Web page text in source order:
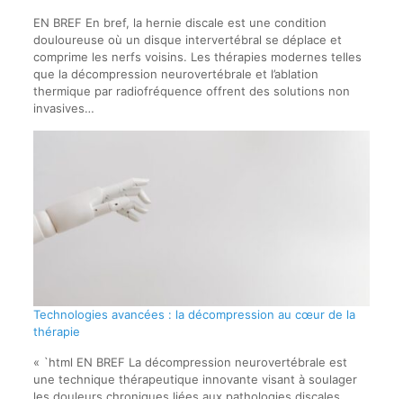
EN BREF En bref, la hernie discale est une condition
douloureuse où un disque intervertébral se déplace et
comprime les nerfs voisins. Les thérapies modernes telles
que la décompression neurovertébrale et l’ablation
thermique par radiofréquence offrent des solutions non
invasives…
Technologies avancées : la décompression au cœur de la
thérapie
« `html EN BREF La décompression neurovertébrale est
une technique thérapeutique innovante visant à soulager